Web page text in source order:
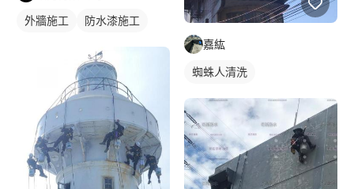
外牆施工 防水漆施工
嘉紘
蜘蛛人清洗